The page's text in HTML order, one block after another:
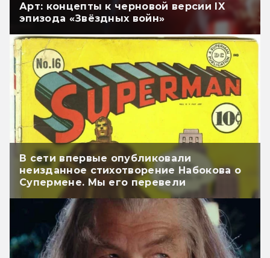
Арт: концепты к черновой версии IX
эпизода «Звёздных войн»
В сети впервые опубликовали
неизданное стихотворение Набокова о
Супермене. Мы его перевели